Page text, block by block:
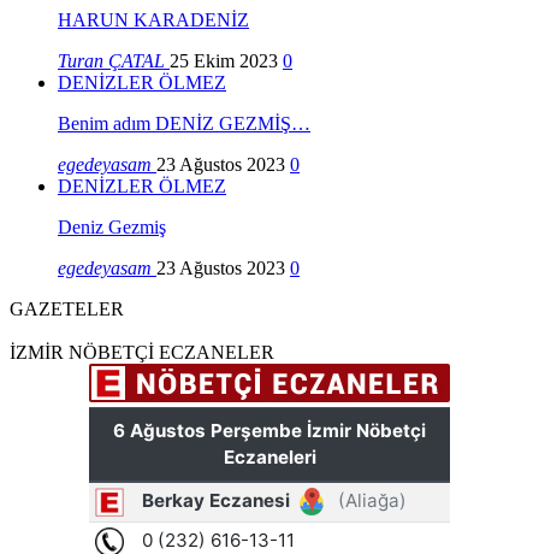
HARUN KARADENİZ
Turan ÇATAL 25 Ekim 2023 0
DENİZLER ÖLMEZ
Benim adım DENİZ GEZMİŞ…
egedeyasam 23 Ağustos 2023 0
DENİZLER ÖLMEZ
Deniz Gezmiş
egedeyasam 23 Ağustos 2023 0
GAZETELER
İZMİR NÖBETÇİ ECZANELER